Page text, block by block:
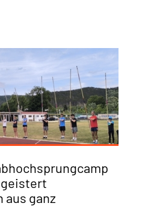
aus ganz